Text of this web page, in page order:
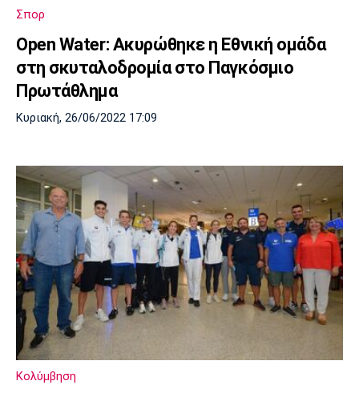
Σπορ
Open Water: Ακυρώθηκε η Εθνική ομάδα
στη σκυταλοδρομία στο Παγκόσμιο
Πρωτάθλημα
Κυριακή, 26/06/2022 17:09
Κολύμβηση